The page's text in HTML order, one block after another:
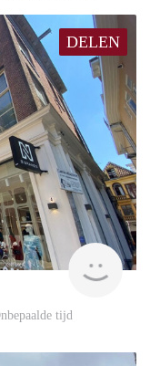
DELEN
tijd